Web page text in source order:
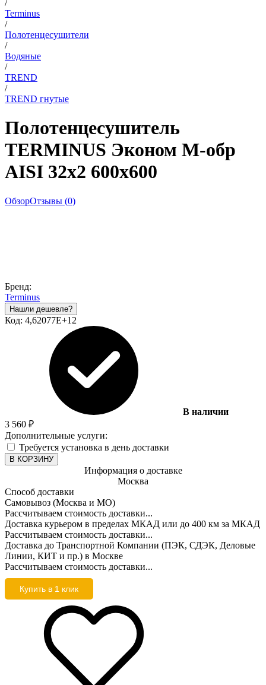
/
Terminus
/
Полотенцесушители
/
Водяные
/
TREND
/
TREND гнутые
Полотенцесушитель
TERMINUS Эконом М-обр
AISI 32х2 600х600
ОбзорОтзывы (0)
Бренд:
Terminus
Код: 4,62077E+12
В наличии
3 560 ₽
Дополнительные услуги:
Требуется установка в день доставки
В КОРЗИНУ
Информация о доставке
Москва
Способ доставки
Самовывоз (Москва и МО)
Рассчитываем стоимость доставки...
Доставка курьером в пределах МКАД или до 400 км за МКАД
Рассчитываем стоимость доставки...
Доставка до Транспортной Компании (ПЭК, СДЭК, Деловые
Линии, КИТ и пр.) в Москве
Рассчитываем стоимость доставки...
Купить в 1 клик